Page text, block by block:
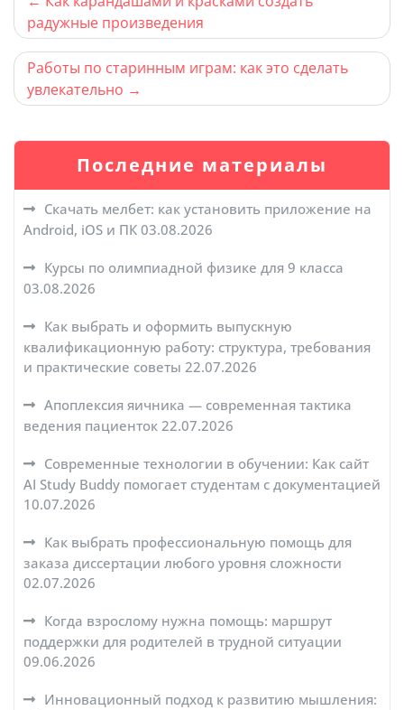
по
записям
радужные произведения
Работы по старинным играм: как это сделать
увлекательно
Последние материалы
Скачать мелбет: как установить приложение на
Android, iOS и ПК 03.08.2026
Курсы по олимпиадной физике для 9 класса
03.08.2026
Как выбрать и оформить выпускную
квалификационную работу: структура, требования
и практические советы 22.07.2026
Апоплексия яичника — современная тактика
ведения пациенток 22.07.2026
Современные технологии в обучении: Как сайт
AI Study Buddy помогает студентам с документацией
10.07.2026
Как выбрать профессиональную помощь для
заказа диссертации любого уровня сложности
02.07.2026
Когда взрослому нужна помощь: маршрут
поддержки для родителей в трудной ситуации
09.06.2026
Инновационный подход к развитию мышления: